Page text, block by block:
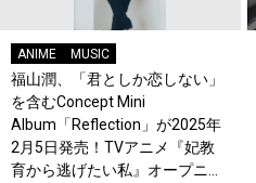
ANIME MUSIC
福山潤、「君としか恋しない」
を含むConcept Mini
Album「Reflection」が2025年
2月5日発売！TVアニメ『妃教
育から逃げたい私』オープニン